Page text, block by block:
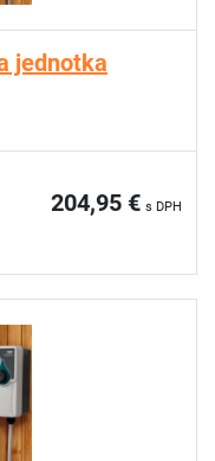
jednotka
204,95 € s DPH